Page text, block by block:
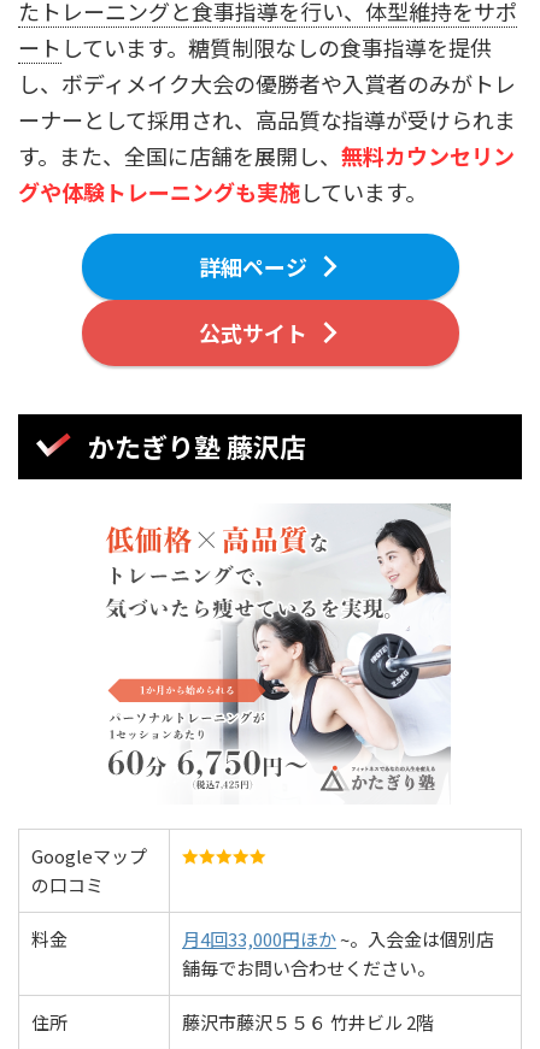
たトレーニングと食事指導を行い、体型維持をサポ
ート しています。糖質制限なしの食事指導を提供
し、ボディメイク大会の優勝者や入賞者のみがトレ
ーナーとして採用され、高品質な指導が受けられま
す。また、全国に店舗を展開し、 無料カウンセリン
グや体験トレーニングも実施しています。
詳細ページ
公式サイト
かたぎり塾 藤沢店
Googleマップ
の口コミ
料金 月4回33,000円ほか~。入会金は個別店
舗毎でお問い合わせください。
住所 藤沢市藤沢５５６ 竹井ビル 2階